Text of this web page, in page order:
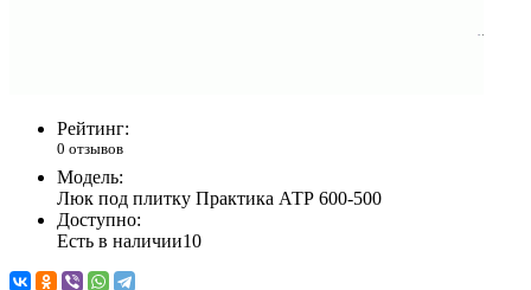
Рейтинг:
0 отзывов
Модель:
Люк под плитку Практика АТР 600-500
Доступно:
Есть в наличии10